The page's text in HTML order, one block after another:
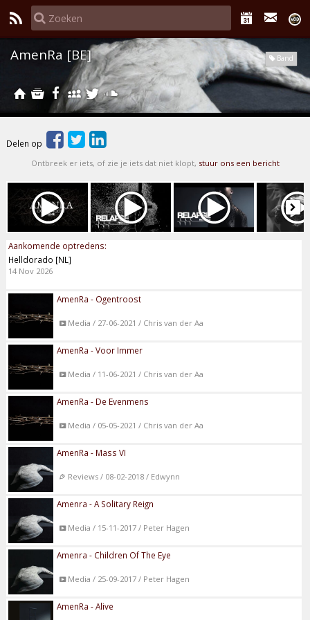
Band
AmenRa [BE]
Delen op
Ontbreek er iets, of zie je iets dat niet klopt, stuur ons een bericht
Aankomende optredens:
Helldorado [NL]
14 Nov 2026
AmenRa - Ogentroost
Media / 27-06-2021 / Chris van der Aa
AmenRa - Voor Immer
Media / 11-06-2021 / Chris van der Aa
AmenRa - De Evenmens
Media / 05-05-2021 / Chris van der Aa
AmenRa - Mass VI
Reviews / 08-02-2018 / Edwynn
Amenra - A Solitary Reign
Media / 15-11-2017 / Peter Hagen
Amenra - Children Of The Eye
Media / 25-09-2017 / Peter Hagen
AmenRa - Alive